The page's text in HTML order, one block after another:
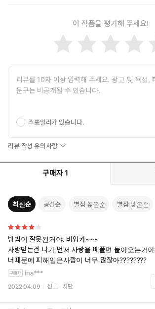
이 작품을 평가해 주세요!
스포일러가 있습니다.
리뷰 작성 유의사항
구매자 1
최신순 공감순 별점 높은순 별점 낮은순
방법이 잘못된거야. 비앙카~~~
사랑받는건 니가 먼저 사랑을 베풀면 돌아오는거야
너때문에 피해입은사람이 너무 많잖아????????
ina***
2022.04.09 신고 차단